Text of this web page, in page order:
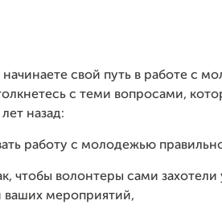
начинаете свой путь в работе с
с теми вопросами,
назад:
работу с молодежью
чтобы волонтеры сами захотели
ваших мероприятий,